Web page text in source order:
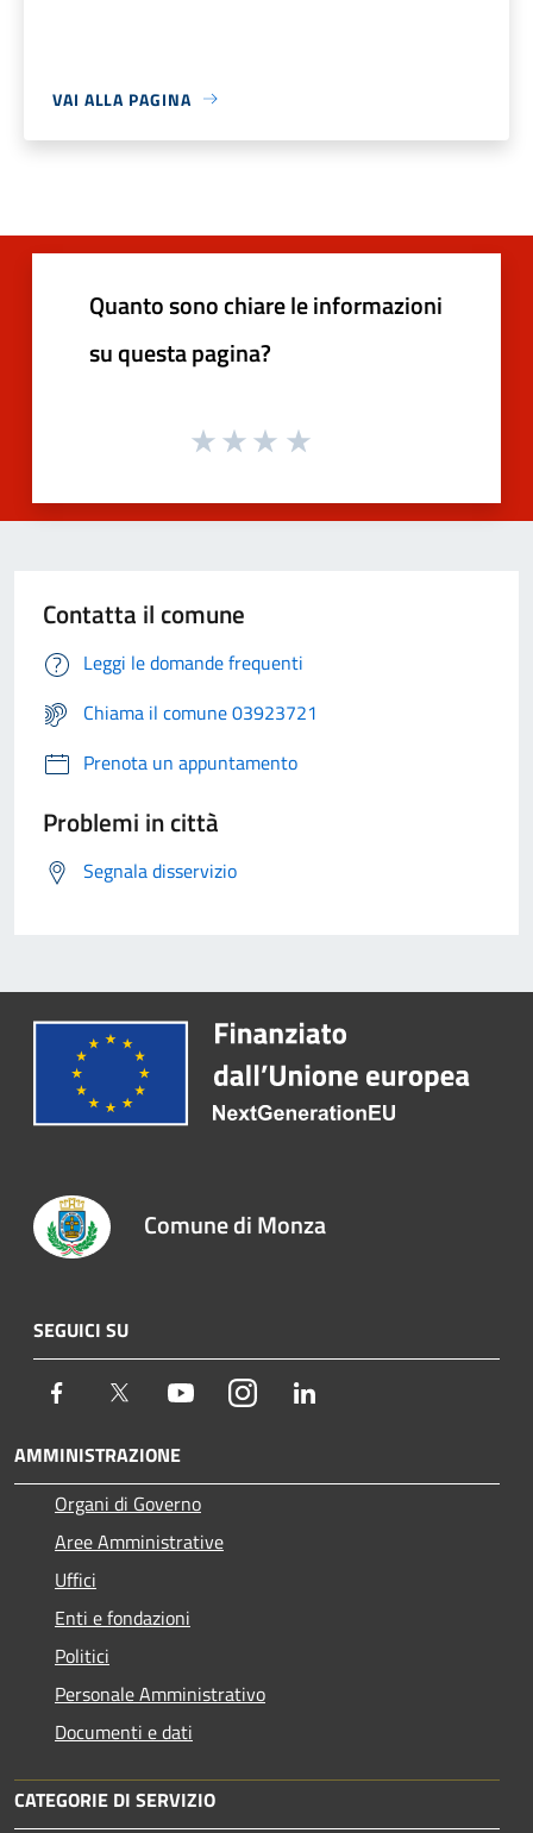
VAI ALLA PAGINA
Quanto sono chiare le informazioni
su questa pagina?
Contatta il comune
Leggi le domande frequenti
Chiama il comune 03923721
Prenota un appuntamento
Problemi in città
Segnala disservizio
Comune di Monza
SEGUICI SU
Facebook Twitter YoutubeInstagram
AMMINISTRAZIONE
Organi di Governo
Aree Amministrative
Uffici
Enti e fondazioni
Politici
Personale Amministrativo
Documenti e dati
CATEGORIE DI SERVIZIO